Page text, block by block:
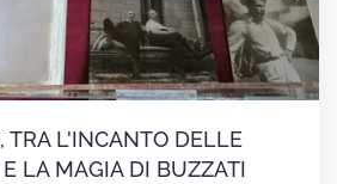
TRA L'INCANTO DELLE
LA MAGIA DI BUZZATI